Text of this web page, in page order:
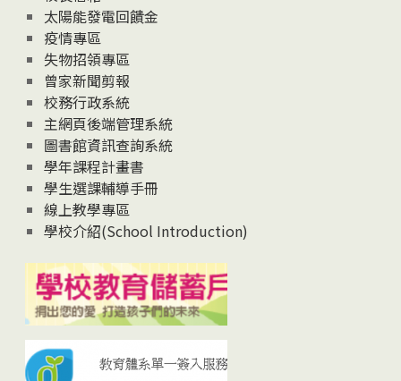
太陽能發電回饋金
疫情專區
失物招領專區
曾家新聞剪報
校務行政系統
主網頁後端管理系統
圖書館資訊查詢系統
學年課程計畫書
學生選課輔導手冊
線上教學專區
學校介紹(School Introduction)